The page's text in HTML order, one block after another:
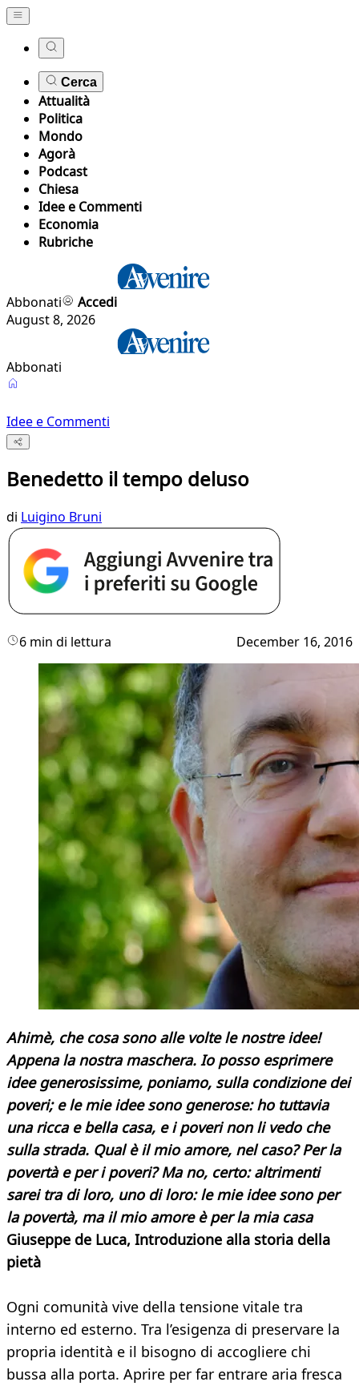
Cerca
Attualità
Politica
Mondo
Agorà
Podcast
Chiesa
Idee e Commenti
Economia
Rubriche
Abbonati
Accedi
August 8, 2026
Abbonati
Idee e Commenti
Benedetto il tempo deluso
di Luigino Bruni
6 min di lettura December 16, 2016
Ahimè, che cosa sono alle volte le nostre idee!
Appena la nostra maschera. Io posso esprimere
idee generosissime, poniamo, sulla condizione dei
poveri; e le mie idee sono generose: ho tuttavia
una ricca e bella casa, e i poveri non li vedo che
sulla strada. Qual è il mio amore, nel caso? Per la
povertà e per i poveri? Ma no, certo: altrimenti
sarei tra di loro, uno di loro: le mie idee sono per
la povertà, ma il mio amore è per la mia casa
Giuseppe de Luca, Introduzione alla storia della
pietà
Ogni comunità vive della tensione vitale tra
interno ed esterno. Tra l’esigenza di preservare la
propria identità e il bisogno di accogliere chi
bussa alla porta. Aprire per far entrare aria fresca